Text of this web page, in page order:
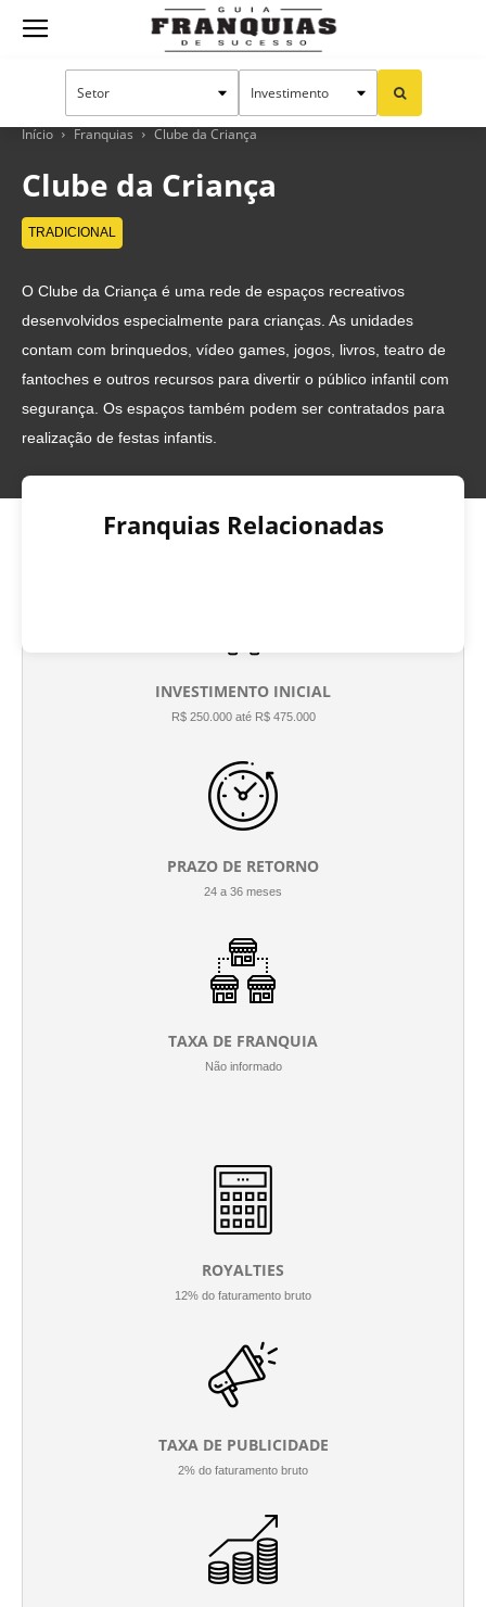
Guia
Franquias
Sucesso
Início Franquias Clube da Criança
Clube da Criança
TRADICIONAL
O Clube da Criança é uma rede de espaços recreativos
desenvolvidos especialmente para crianças. As unidades
contam com brinquedos, vídeo games, jogos, livros, teatro de
fantoches e outros recursos para divertir o público infantil com
segurança. Os espaços também podem ser contratados para
realização de festas infantis.
Franquias Relacionadas
INVESTIMENTO INICIAL
R$ 250.000 até R$ 475.000
PRAZO DE RETORNO
24 a 36 meses
TAXA DE FRANQUIA
Não informado
ROYALTIES
12% do faturamento bruto
TAXA DE PUBLICIDADE
2% do faturamento bruto